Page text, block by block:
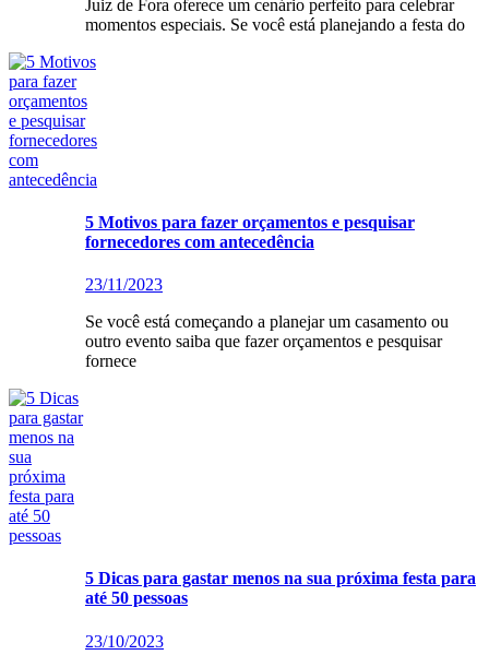
Juiz de Fora oferece um cenário perfeito para celebrar
momentos especiais. Se você está planejando a festa do
5 Motivos para fazer orçamentos e pesquisar
fornecedores com antecedência
23/11/2023
Se você está começando a planejar um casamento ou
outro evento saiba que fazer orçamentos e pesquisar
fornece
5 Dicas para gastar menos na sua próxima festa para
até 50 pessoas
23/10/2023